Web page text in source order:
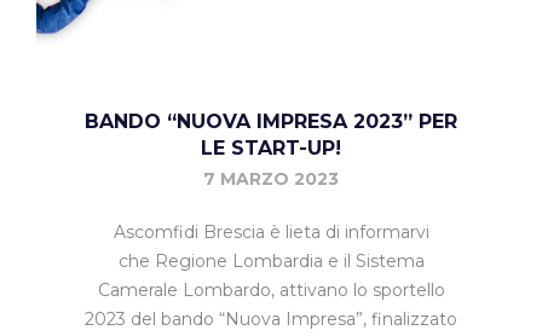
BANDO “NUOVA IMPRESA 2023” PER
LE START-UP!
7 MARZO 2023
Ascomfidi Brescia è lieta di informarvi
che Regione Lombardia e il Sistema
Camerale Lombardo, attivano lo sportello
2023 del bando “Nuova Impresa”, finalizzato